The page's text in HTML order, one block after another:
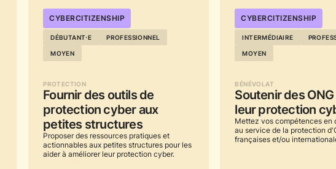
...
CYBERCITIZENSHIP
DÉBUTANT⸱E
PROFESSIONNEL
MOYEN
PROTECTION
Fournir des outils de
protection cyber aux
petites structures
Proposer des ressources pratiques et
actionnables aux petites structures pour les
aider à améliorer leur protection cyber.
...
CYBERCITIZENSHIP
INTERMÉDIAIRE
MOYEN
BÉNÉVOLAT
Soutenir des
leur protection
Mettez vos compétences en
au service de la protection
françaises et/ou